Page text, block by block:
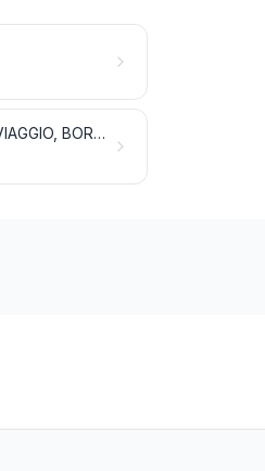
LAVORI DI CUOIO O DI PELLI; OGGETTI DI SELLERIA E FINIMENTI; OGGETTI DA VIAGGIO, BORSE, BORSETTE E SIMILI CONTENITORI; LAVORI DI BUDELLA